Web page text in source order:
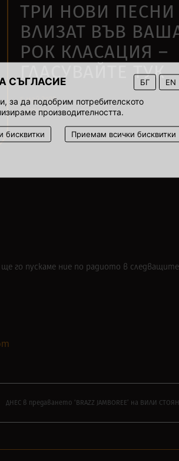
СЪГЛАСИЕ БГ EN
за да подобрим потребителското
производителността.
бисквитки Приемам всички бисквитки
ТРИ НОВИ ПЕСНИ
ВЛИЗАТ ВЪВ
РОК КЛАСАЦИЯ –
ГЛАСУВАЙТЕ ТУК
5 май 2022
00:01
го пускаме ние по радиото в
ДНЕС в предаването ‘BRAZZ JAMBOREE’ на ВИЛИ